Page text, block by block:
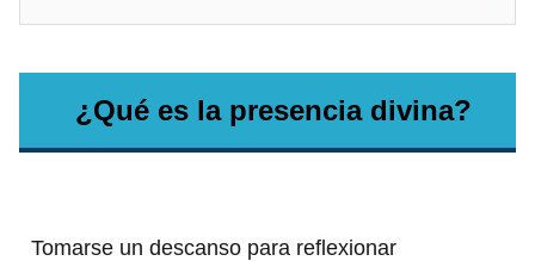
¿Qué es la presencia divina?
Tomarse un descanso para reflexionar